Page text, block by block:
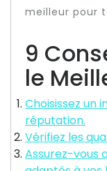
meilleur pour
9
le
Choisissez un
réputation.
Vérifiez les
Assurez-vous